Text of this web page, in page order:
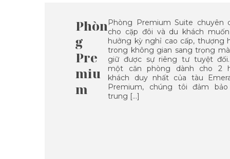
Phòn
g
Pre
miu
m
Phòng Premium Suite chuyên
cho cặp đôi và du khách
hưởng kỳ nghỉ cao cấp, thượng
trong không gian sang trọng
giữ được sự riêng tư tuyệt
một căn phòng dành cho 2
khách duy nhất của tàu
Premium, chúng tôi đảm
trung […]